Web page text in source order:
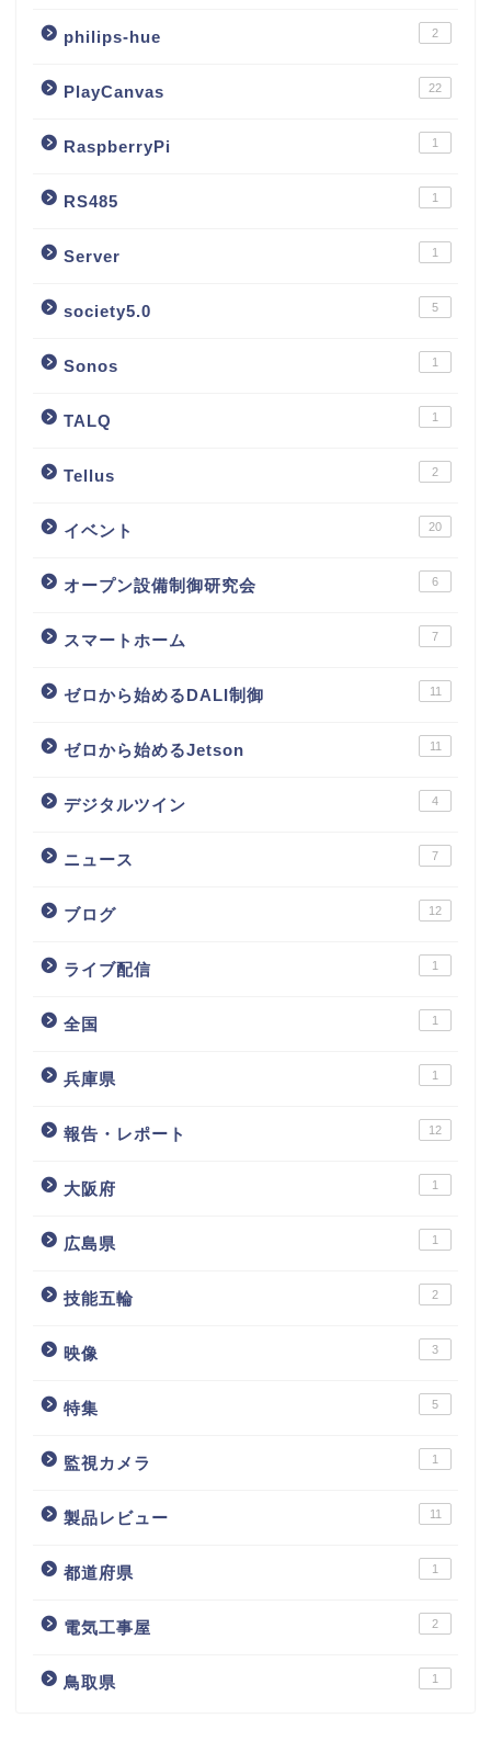
philips-hue 2
PlayCanvas 22
RaspberryPi 1
RS485 1
Server 1
society5.0 5
Sonos 1
TALQ 1
Tellus 2
イベント 20
オープン設備制御研究会 6
スマートホーム 7
ゼロから始めるDALI制御 11
ゼロから始めるJetson 11
デジタルツイン 4
ニュース 7
ブログ 12
ライブ配信 1
全国 1
兵庫県 1
報告・レポート 12
大阪府 1
広島県 1
技能五輪 2
映像 3
特集 5
監視カメラ 1
製品レビュー 11
都道府県 1
電気工事屋 2
鳥取県 1